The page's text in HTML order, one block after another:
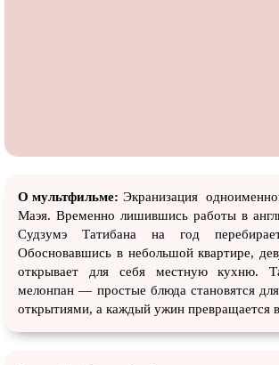
О мультфильме: Экранизация
Маэя. Временно лишившись работы в
Судзумэ Татибана на год
Обосновавшись в небольшой квартире,
открывает для себя местную кухню.
мелонпан — простые блюда становятся
открытиями, а каждый ужин превращается